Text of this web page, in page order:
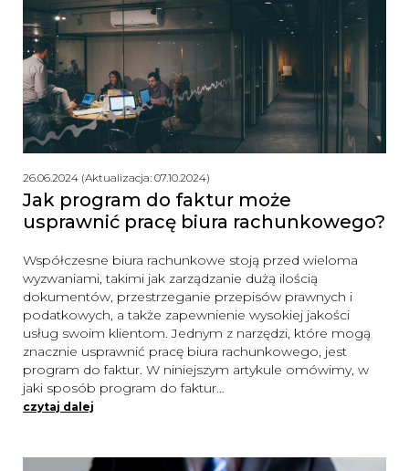
26.06.2024 (Aktualizacja: 07.10.2024)
Jak program do faktur może
usprawnić pracę biura rachunkowego?
Współczesne biura rachunkowe stoją przed wieloma
wyzwaniami, takimi jak zarządzanie dużą ilością
dokumentów, przestrzeganie przepisów prawnych i
podatkowych, a także zapewnienie wysokiej jakości
usług swoim klientom. Jednym z narzędzi, które mogą
znacznie usprawnić pracę biura rachunkowego, jest
program do faktur. W niniejszym artykule omówimy, w
jaki sposób program do faktur…
czytaj dalej